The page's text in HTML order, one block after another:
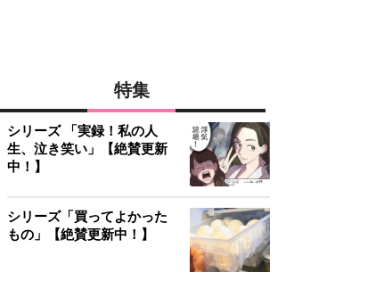
特集
シリーズ 「実録！私の人
生、泣き笑い」【絶賛更新
中！】
シリーズ「買ってよかった
もの」【絶賛更新中！】